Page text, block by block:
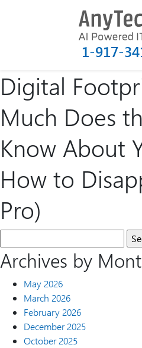
1-917-
Digital
Much Does
Know About
How to
Pro)
Archives by
May 2026
March 2026
February 2026
December 2025
October 2025